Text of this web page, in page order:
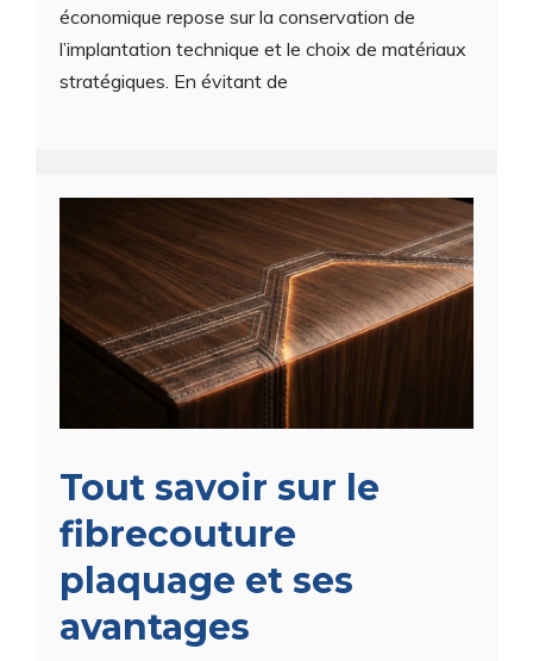
économique repose sur la conservation de
l’implantation technique et le choix de matériaux
stratégiques. En évitant de
Tout savoir sur le
fibrecouture
plaquage et ses
avantages